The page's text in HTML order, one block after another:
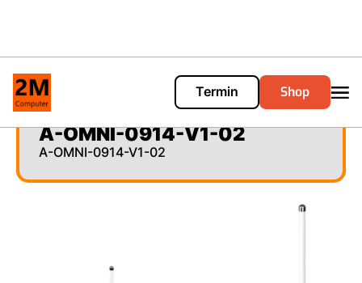
Termin Shop
A-OMNI-0914-V1-02
A-OMNI-0914-V1-02